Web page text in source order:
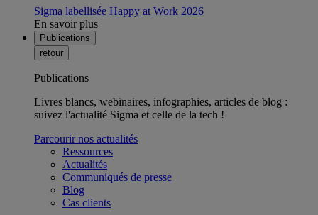
Sigma labellisée Happy at Work 2026
En savoir plus
Publications
retour
Publications
Livres blancs, webinaires, infographies, articles de blog :
suivez l'actualité Sigma et celle de la tech !
Parcourir nos actualités
Ressources
Actualités
Communiqués de presse
Blog
Cas clients